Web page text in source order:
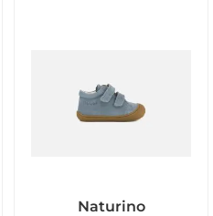
Naturino